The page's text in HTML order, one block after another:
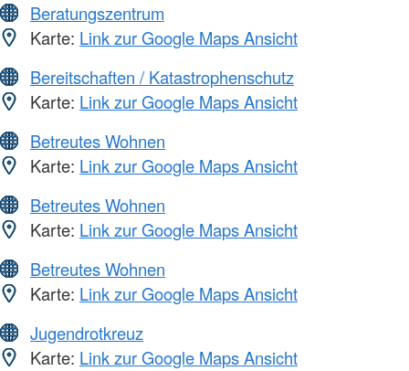
Beratungszentrum
Karte: Link zur Google Maps Ansicht
Bereitschaften / Katastrophenschutz
Karte: Link zur Google Maps Ansicht
Betreutes Wohnen
Karte: Link zur Google Maps Ansicht
Betreutes Wohnen
Karte: Link zur Google Maps Ansicht
Betreutes Wohnen
Karte: Link zur Google Maps Ansicht
Jugendrotkreuz
Karte: Link zur Google Maps Ansicht